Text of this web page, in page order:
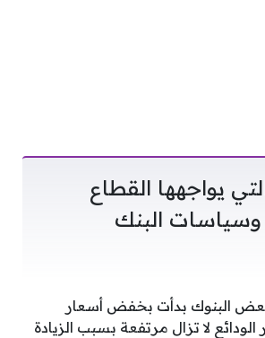
يواجهها القطاع
البنك
البنوك بدأت بخفض أسعار
الودائع لا تزال مرتفعة بسبب الزيادة